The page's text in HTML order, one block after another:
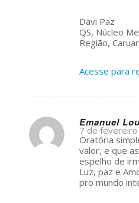
Davi Paz
QS, Núcleo
Região,
Acesse para
Emanuel
s
ays:
7 de
Oratória
valor, e que
espelho de
Luz, paz e
pro mundo